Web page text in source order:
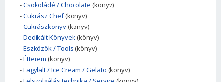
-Csokoládé / Chocolate (könyv)
-Cukrász Chef(könyv)
-Cukrászkönyv (könyv)
-Dedikált Könyvek (könyv)
-Eszközök / Tools (könyv)
-Étterem (könyv)
-Fagylalt / Ice Cream / Gelato (könyv)